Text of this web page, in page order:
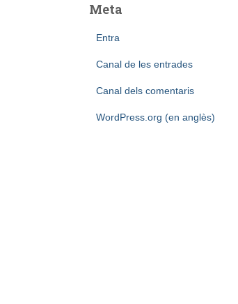
Meta
Entra
Canal de les entrades
Canal dels comentaris
WordPress.org (en anglès)